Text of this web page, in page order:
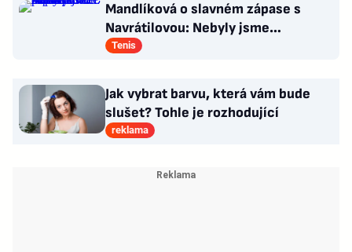
Mandlíková o slavném zápase s
Navrátilovou: Nebyly jsme
připravené. Příště přiveze dceru
Tenis
Jak vybrat barvu, která vám bude
slušet? Tohle je rozhodující
reklama